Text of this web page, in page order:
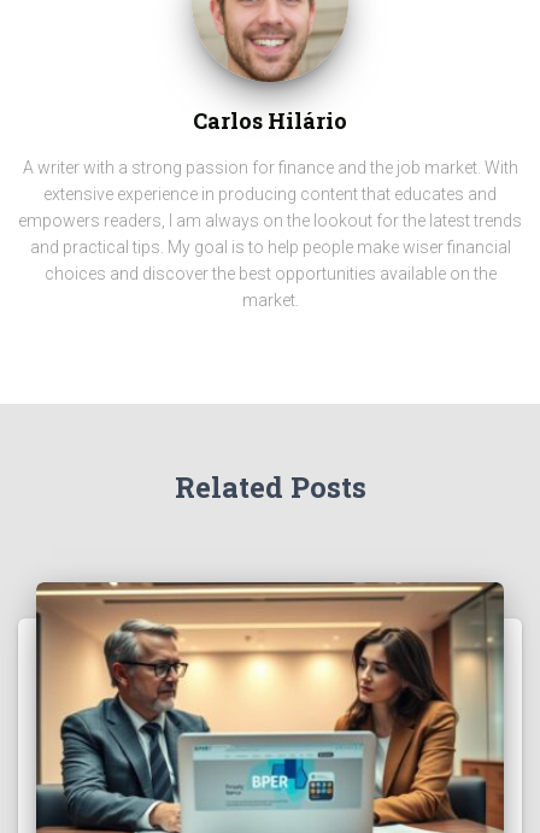
Carlos Hilário
A writer with a strong passion for finance and the job market. With
extensive experience in producing content that educates and
empowers readers, I am always on the lookout for the latest trends
and practical tips. My goal is to help people make wiser financial
choices and discover the best opportunities available on the
market.
Related Posts